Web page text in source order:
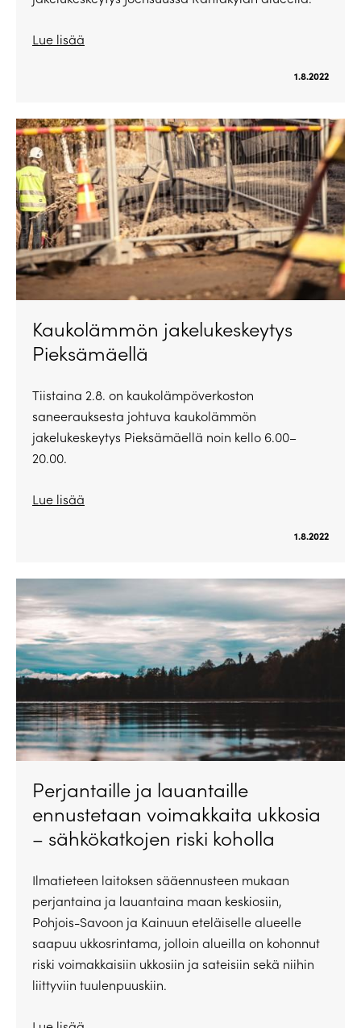
Lue lisää
1.8.2022
Kaukolämmön jakelukeskeytys
Pieksämäellä
Tiistaina 2.8. on kaukolämpöverkoston
saneerauksesta johtuva kaukolämmön
jakelukeskeytys Pieksämäellä noin kello 6.00–
20.00.
Lue lisää
1.8.2022
Perjantaille ja lauantaille
ennustetaan voimakkaita ukkosia
– sähkökatkojen riski koholla
Ilmatieteen laitoksen sääennusteen mukaan
perjantaina ja lauantaina maan keskiosiin,
Pohjois-Savoon ja Kainuun eteläiselle alueelle
saapuu ukkosrintama, jolloin alueilla on kohonnut
riski voimakkaisiin ukkosiin ja sateisiin sekä niihin
liittyviin tuulenpuuskiin.